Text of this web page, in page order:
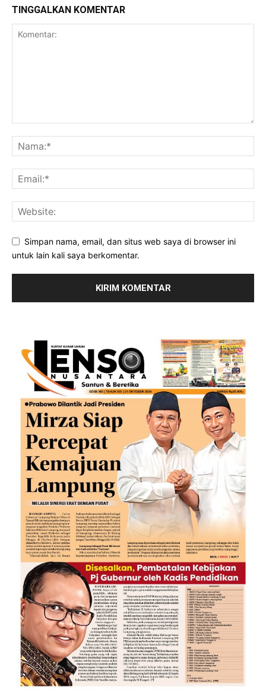
TINGGALKAN KOMENTAR
Simpan nama, email, dan situs web saya di browser ini
untuk lain kali saya berkomentar.